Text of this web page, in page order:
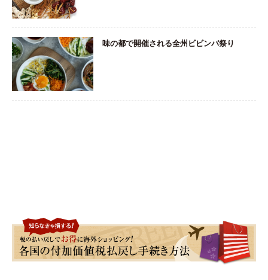
味の都で開催される全州ビビンバ祭り